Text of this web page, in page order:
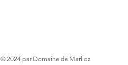
© 2024 par Domaine de Marlioz